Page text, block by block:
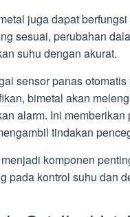
juga dapat
sesuai, perubahan
suhu dengan akurat.
sensor panas
bimetal akan
alarm. Ini
tindakan
komponen
pada kontrol suhu dan